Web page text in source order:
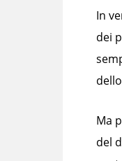
In
dei
Ma
del